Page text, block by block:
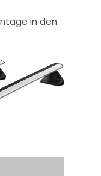
in den